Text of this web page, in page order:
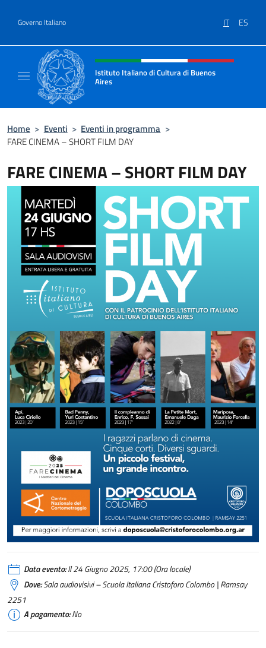
Governo Italiano IT ES
Intestazione sito, social e menù
Istituto Italiano di Cultura di Buenos
Aires
Home > Eventi > Eventi in programma >
FARE CINEMA – SHORT FILM DAY
FARE CINEMA – SHORT FILM DAY
Data evento:Il 24 Giugno 2025, 17:00 (Ora locale)
Dove:Sala audiovisivi – Scuola Italiana Cristoforo Colombo | Ramsay
2251
A pagamento:No